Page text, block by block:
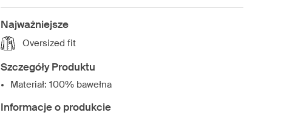
Najważniejsze
Oversized fit
Szczegóły Produktu
Materiał: 100% bawełna
Informacje o produkcie